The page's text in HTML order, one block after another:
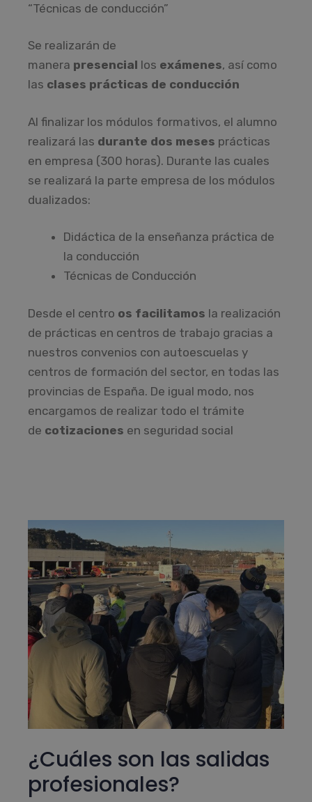
“Técnicas de conducción”
Se realizarán de
manera presencial los exámenes, así como
las clases prácticas de conducción
Al finalizar los módulos formativos, el alumno
realizará las durante dos meses prácticas
en empresa (300 horas). Durante las cuales
se realizará la parte empresa de los módulos
dualizados:
Didáctica de la enseñanza práctica de
la conducción
Técnicas de Conducción
Desde el centro os facilitamos la realización
de prácticas en centros de trabajo gracias a
nuestros convenios con autoescuelas y
centros de formación del sector, en todas las
provincias de España. De igual modo, nos
encargamos de realizar todo el trámite
de cotizaciones en seguridad social
¿Cuáles son las salidas
profesionales?